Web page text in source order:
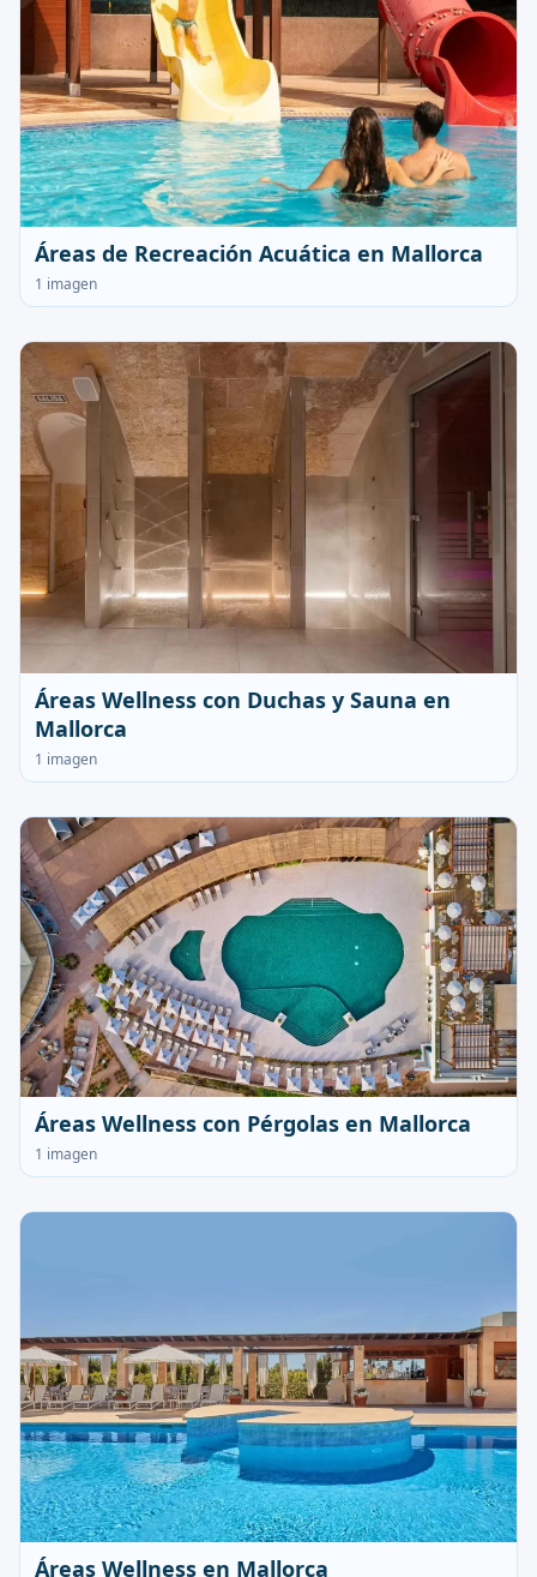
Áreas de Recreación Acuática en Mallorca
1 imagen
Áreas Wellness con Duchas y Sauna en
Mallorca
1 imagen
Áreas Wellness con Pérgolas en Mallorca
1 imagen
Áreas Wellness en Mallorca